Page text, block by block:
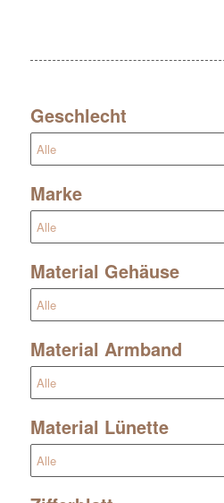
Geschlecht
Marke
Material Gehäuse
Material Armband
Material Lünette